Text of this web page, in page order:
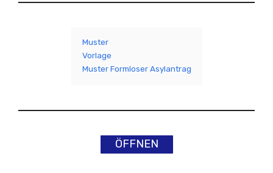
Muster
Vorlage
Muster Formloser Asylantrag
ÖFFNEN